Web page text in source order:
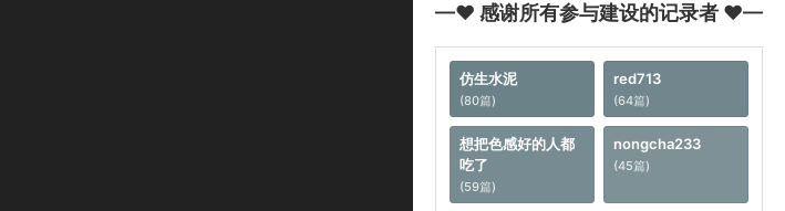
—♥ 感谢所有参与建设的记录者 ♥—
仿生水泥
(80篇)
red713
(64篇)
想把色感好的人都
吃了
(59篇)
nongcha233
(45篇)